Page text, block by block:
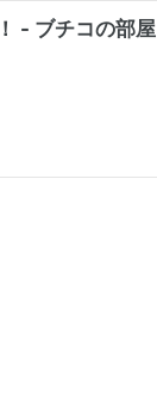
- ブチコの部屋